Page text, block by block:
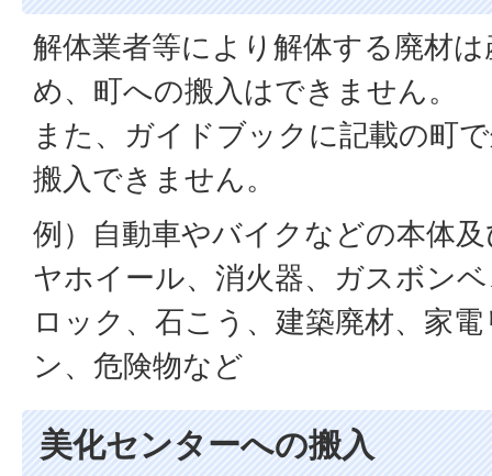
解体業者等により解体する廃材
め、町への搬入はできません。
また、ガイドブックに記載の町
搬入できません。
例）自動車やバイクなどの本体
ヤホイール、消火器、ガスボン
ロック、石こう、建築廃材、家
ン、危険物など
美化センターへの搬入